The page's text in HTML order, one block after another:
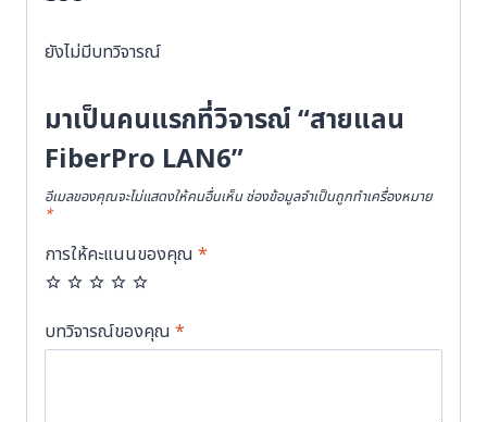
ยังไม่มีบทวิจารณ์
มาเป็นคนแรกที่วิจารณ์ “สายแลน
FiberPro LAN6”
อีเมลของคุณจะไม่แสดงให้คนอื่นเห็น ช่องข้อมูลจำเป็นถูกทำเครื่องหมาย
*
การให้คะแนนของคุณ *
บทวิจารณ์ของคุณ *